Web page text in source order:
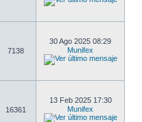
7138
30 Ago 2025 08:29
Munifex
16361
13 Feb 2025 17:30
Munifex